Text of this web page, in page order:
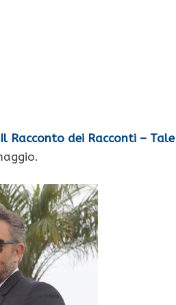
Racconto dei Racconti – Tale